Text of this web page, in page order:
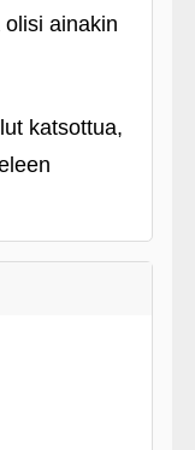
ainakin
katsottua,